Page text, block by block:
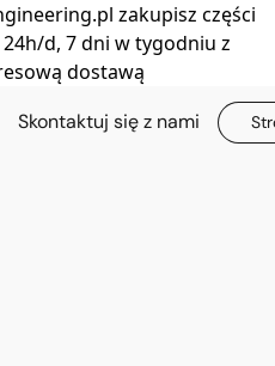
zakupisz części
d, 7 dni w tygodniu z
dostawą
Skontaktuj się z nami